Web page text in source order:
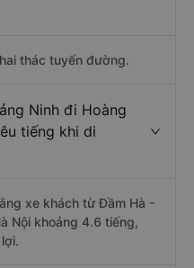
thác tuyến đường.
Ninh đi Hoàng
tiếng khi di
xe khách từ Đầm Hà -
Nội khoảng 4.6 tiếng,